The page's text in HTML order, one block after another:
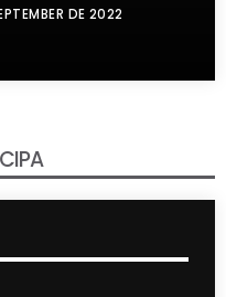
DE 2022